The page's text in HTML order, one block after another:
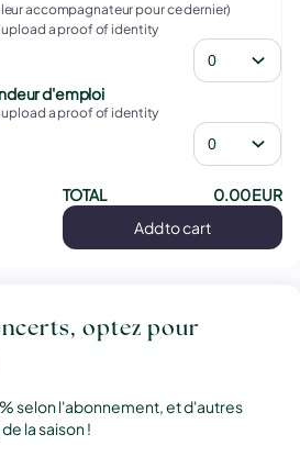
accompagnateur pour ce dernier)
upload a proof of identity
d'emploi
upload a proof of identity
TOTAL 0.00EUR
Add to cart
optez pour
selon l'abonnement, et d'autres
la saison !